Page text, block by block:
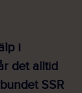
i
det alltid
SSR